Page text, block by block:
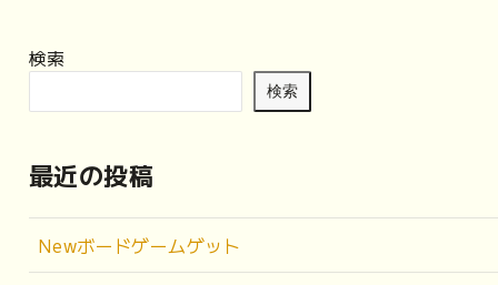
検索
検索
最近の投稿
Newボードゲームゲット